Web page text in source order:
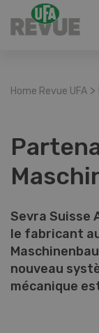
Home Revue UFA >
Sevra Suisse
le fabricant
nouveau
mécanique